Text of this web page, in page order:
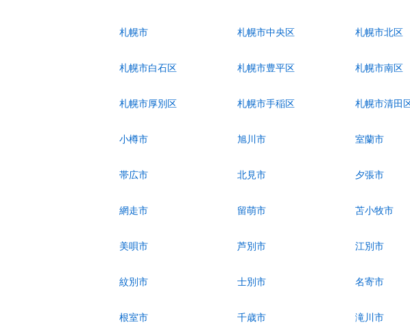
札幌市 札幌市中央区 札幌市北区
札幌市白石区 札幌市豊平区 札幌市南区
札幌市厚別区 札幌市手稲区 札幌市清田
小樽市 旭川市 室蘭市
帯広市 北見市 夕張市
網走市 留萌市 苫小牧市
美唄市 芦別市 江別市
紋別市 士別市 名寄市
根室市 千歳市 滝川市